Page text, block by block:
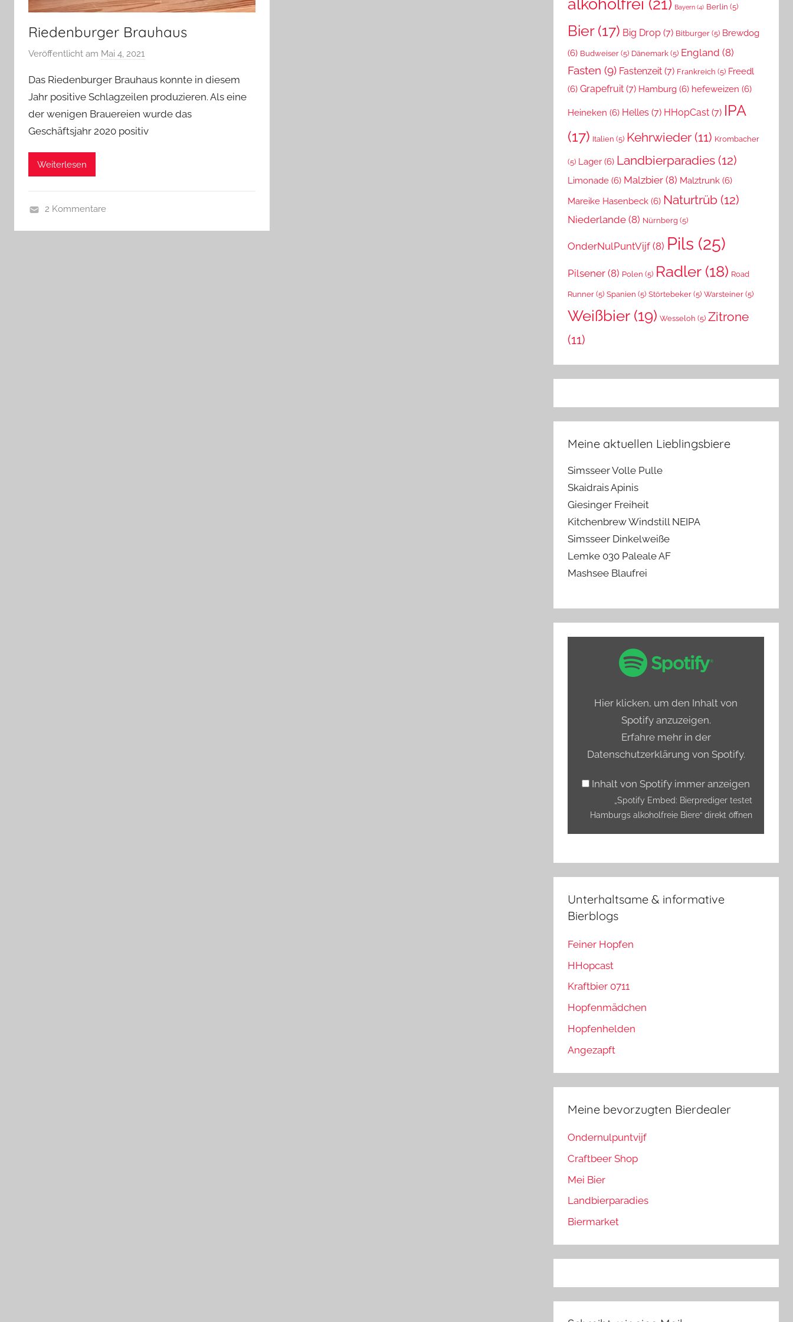
Riedenburger Brauhaus
Veröffentlicht am Mai 4, 2021
n
b
i
e
Das Riedenburger Brauhaus konnte in diesem
Jahr positive Schlagzeilen produzieren. Als eine
der wenigen Brauereien wurde das
Geschäftsjahr 2020 positiv
Weiterlesen
2 Kommentare
Bayern (4) Berlin (5)
Bier(17) Big Drop (7) Bitburger (5) Brewdog
(6) Budweiser (5) Dänemark (5) England (8)
Fasten (9) Fastenzeit (7) Frankreich (5) Freedl
(6) Grapefruit (7) Hamburg (6) hefeweizen (6)
Heineken (6) Helles (7) HHopCast (7) IPA
(17) Italien (5) Kehrwieder (11) Krombacher
(5) Lager (6) Landbierparadies (12)
Limonade (6) Malzbier (8) Malztrunk (6)
Mareike Hasenbeck (6) Naturtrüb (12)
Niederlande (8) Nürnberg (5)
OnderNulPuntVijf (8) Pils (25)
Pilsener (8) Polen (5) Radler(18) Road
Runner (5) Spanien (5) Störtebeker (5) Warsteiner (5)
Weißbier(19) Wesseloh (5) Zitrone
(11)
Meine aktuellen Lieblingsbiere
Simsseer Volle Pulle
Skaidrais Apinis
Giesinger Freiheit
Kitchenbrew Windstill NEIPA
Simsseer Dinkelweiße
Lemke 030 Paleale AF
Mashsee Blaufrei
Bierprediger
Spotify
Hier klicken, um den Inhalt von
Spotify anzuzeigen.
Erfahre mehr in der
Datenschutzerklärung von Spotify.
Inhalt von Spotify immer anzeigen
„Spotify Embed: Bierprediger testet
Hamburgs alkoholfreie Biere“ direkt öffnen
Unterhaltsame & informative
Bierblogs
Feiner Hopfen
HHopcast
Kraftbier 0711
Hopfenmädchen
Hopfenhelden
Angezapft
Meine bevorzugten Bierdealer
Ondernulpuntvijf
Craftbeer Shop
Mei Bier
Landbierparadies
Biermarket